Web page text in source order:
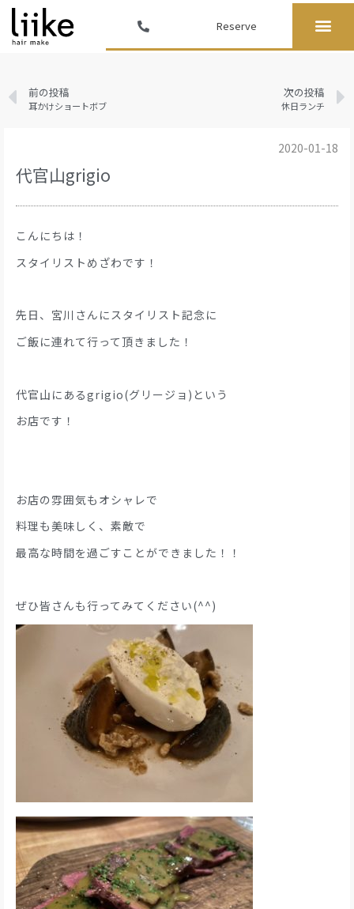
Reserve
前の投稿
耳かけショートボブ
次の投稿
休日ランチ
2020-01-18
代官山grigio
こんにちは！
スタイリストめざわです！
先日、宮川さんにスタイリスト記念に
ご飯に連れて行って頂きました！
代官山にあるgrigio(グリージョ)という
お店です！
お店の雰囲気もオシャレで
料理も美味しく、素敵で
最高な時間を過ごすことができました！！
ぜひ皆さんも行ってみてください(^^)